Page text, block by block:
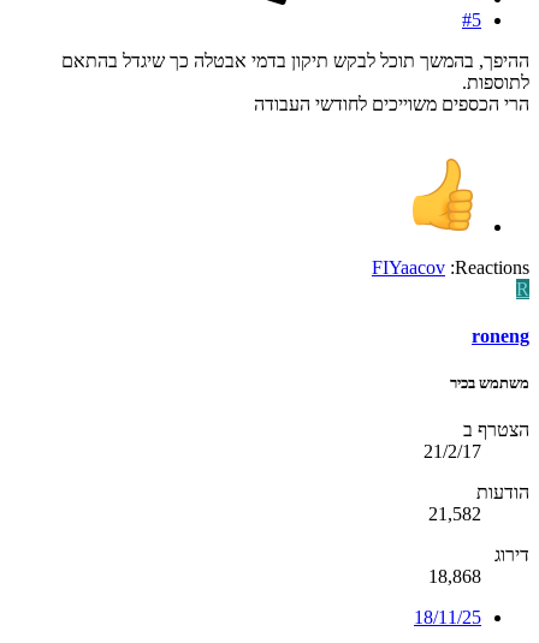
#5
ההיפך, בהמשך תוכל לבקש תיקון בדמי אבטלה כך שיגדל בהתאם
לתוספות.
הרי הכספים משוייכים לחודשי העבודה
Reactions:
FIYaacov
R
roneng
משתמש בכיר
הצטרף ב
21/2/17
הודעות
21,582
דירוג
18,868
18/11/25